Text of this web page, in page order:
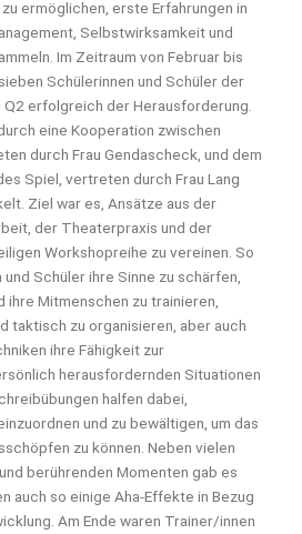
ermöglichen, erste Erfahrungen in
Selbstwirksamkeit und
Im Zeitraum von Februar bis
Schülerinnen und Schüler der
Q2 erfolgreich der Herausforderung.
eine Kooperation zwischen
durch Frau Gendascheck, und dem
Spiel, vertreten durch Frau Lang
Ziel war es, Ansätze aus der
der Theaterpraxis und der
Workshopreihe zu vereinen. So
Schüler ihre Sinne zu schärfen,
Mitmenschen zu trainieren,
taktisch zu organisieren, aber auch
ihre Fähigkeit zur
herausfordernden Situationen
halfen dabei,
und zu bewältigen, um das
zu können. Neben vielen
berührenden Momenten gab es
auch so einige Aha-Effekte in Bezug
Am Ende waren Trainer/innen